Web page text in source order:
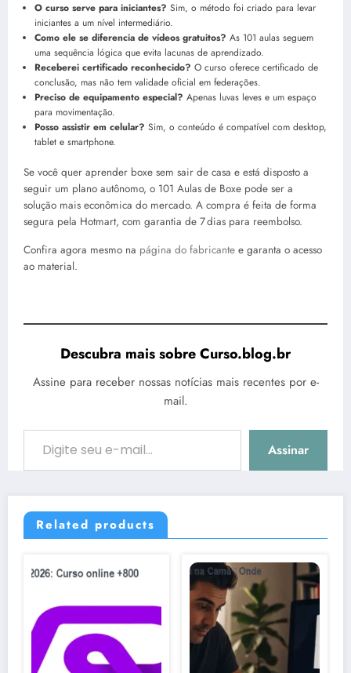
O curso serve para iniciantes? Sim, o método foi criado para levar
iniciantes a um nível intermediário.
Como ele se diferencia de vídeos gratuitos? As 101 aulas seguem
uma sequência lógica que evita lacunas de aprendizado.
Receberei certificado reconhecido? O curso oferece certificado de
conclusão, mas não tem validade oficial em federações.
Preciso de equipamento especial? Apenas luvas leves e um espaço
para movimentação.
Posso assistir em celular? Sim, o conteúdo é compatível com desktop,
tablet e smartphone.
Se você quer aprender boxe sem sair de casa e está disposto a
seguir um plano autônomo, o 101 Aulas de Boxe pode ser a
solução mais econômica do mercado. A compra é feita de forma
segura pela Hotmart, com garantia de 7 dias para reembolso.
Confira agora mesmo na página do fabricante e garanta o acesso
ao material.
Descubra mais sobre Curso.blog.br
Assine para receber nossas notícias mais recentes por e-
mail.
Digite seu e-mail…
Assinar
Related products